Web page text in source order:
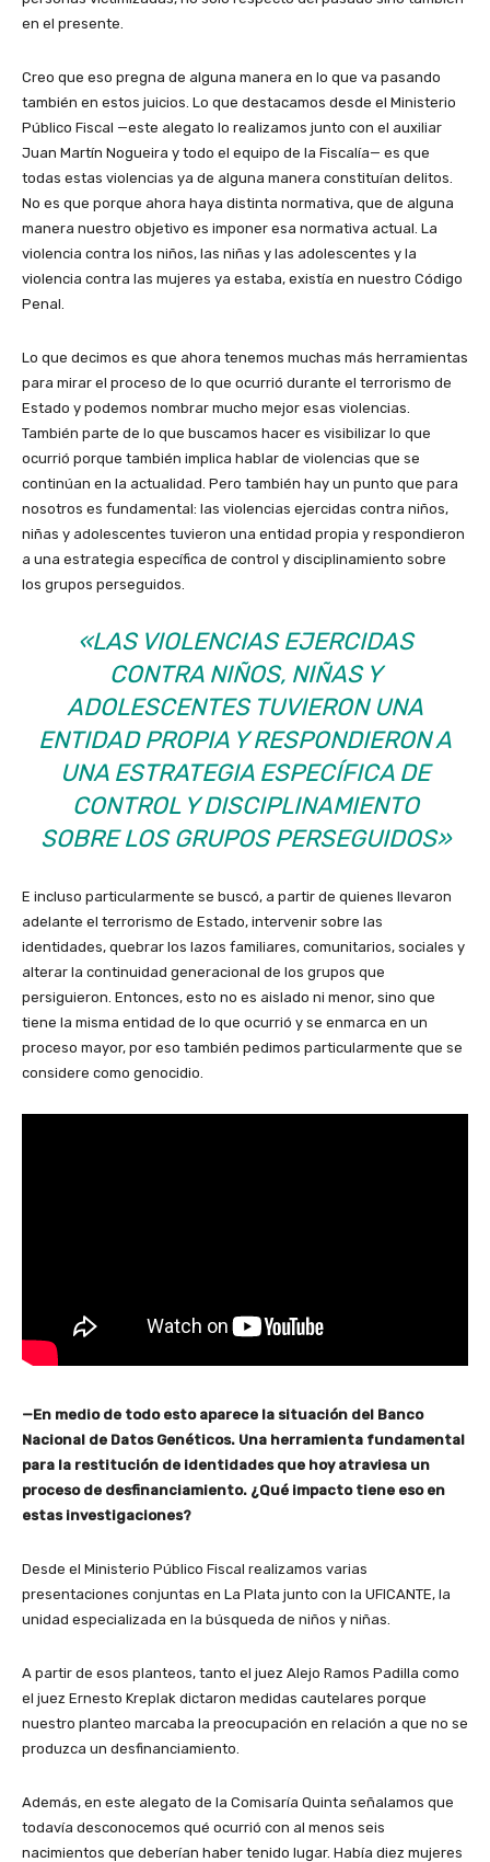
en el presente.
Creo que eso pregna de alguna manera en lo que va pasando
también en estos juicios. Lo que destacamos desde el Ministerio
Público Fiscal —este alegato lo realizamos junto con el auxiliar
Juan Martín Nogueira y todo el equipo de la Fiscalía— es que
todas estas violencias ya de alguna manera constituían delitos.
No es que porque ahora haya distinta normativa, que de alguna
manera nuestro objetivo es imponer esa normativa actual. La
violencia contra los niños, las niñas y las adolescentes y la
violencia contra las mujeres ya estaba, existía en nuestro Código
Penal.
Lo que decimos es que ahora tenemos muchas más herramientas
para mirar el proceso de lo que ocurrió durante el terrorismo de
Estado y podemos nombrar mucho mejor esas violencias.
También parte de lo que buscamos hacer es visibilizar lo que
ocurrió porque también implica hablar de violencias que se
continúan en la actualidad. Pero también hay un punto que para
nosotros es fundamental: las violencias ejercidas contra niños,
niñas y adolescentes tuvieron una entidad propia y respondieron
a una estrategia específica de control y disciplinamiento sobre
los grupos perseguidos.
«LAS VIOLENCIAS EJERCIDAS
CONTRA NIÑOS, NIÑAS Y
ADOLESCENTES TUVIERON UNA
ENTIDAD PROPIA Y RESPONDIERON A
UNA ESTRATEGIA ESPECÍFICA DE
CONTROL Y DISCIPLINAMIENTO
SOBRE LOS GRUPOS PERSEGUIDOS»
E incluso particularmente se buscó, a partir de quienes llevaron
adelante el terrorismo de Estado, intervenir sobre las
identidades, quebrar los lazos familiares, comunitarios, sociales y
alterar la continuidad generacional de los grupos que
persiguieron. Entonces, esto no es aislado ni menor, sino que
tiene la misma entidad de lo que ocurrió y se enmarca en un
proceso mayor, por eso también pedimos particularmente que se
considere como genocidio.
—En medio de todo esto aparece la situación del Banco
Nacional de Datos Genéticos. Una herramienta fundamental
para la restitución de identidades que hoy atraviesa un
proceso de desfinanciamiento. ¿Qué impacto tiene eso en
estas investigaciones?
Desde el Ministerio Público Fiscal realizamos varias
presentaciones conjuntas en La Plata junto con la UFICANTE, la
unidad especializada en la búsqueda de niños y niñas.
A partir de esos planteos, tanto el juez Alejo Ramos Padilla como
el juez Ernesto Kreplak dictaron medidas cautelares porque
nuestro planteo marcaba la preocupación en relación a que no se
produzca un desfinanciamiento.
Además, en este alegato de la Comisaría Quinta señalamos que
todavía desconocemos qué ocurrió con al menos seis
nacimientos que deberían haber tenido lugar. Había diez mujeres